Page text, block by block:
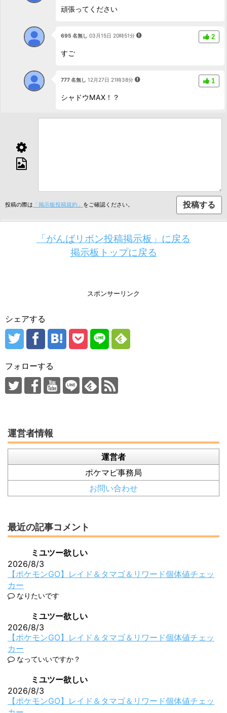
頑張ってください
695 名無し 03月15日 20時51分 2
すご
777 名無し 12月27日 21時38分 1
シャドウMAX！？
投稿の際は 「掲示板投稿規約」 をご確認ください。
「がんばリボン投稿掲示板」に戻る
掲示板トップに戻る
スポンサーリンク
シェアする
フォローする
運営者情報
運営者
ポケマピ事務局
お問い合わせ
最近の記事コメント
ミユツー欲しい
2026/8/3
【ポケモンGO】レイド＆タマゴ＆リワード個体値チェッ
カー
なりたいです
ミユツー欲しい
2026/8/3
【ポケモンGO】レイド＆タマゴ＆リワード個体値チェッ
カー
なっていいですか？
ミユツー欲しい
2026/8/3
【ポケモンGO】レイド＆タマゴ＆リワード個体値チェッ